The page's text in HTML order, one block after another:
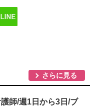
さらに見る
師/週1日から3日/ブ